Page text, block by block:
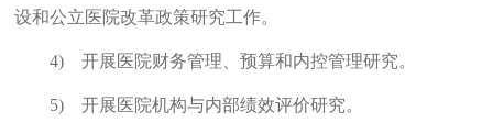
设和公立医院改革政策研究工作。
4) 开展医院财务管理、预算和内控管理研究。
5) 开展医院机构与内部绩效评价研究。